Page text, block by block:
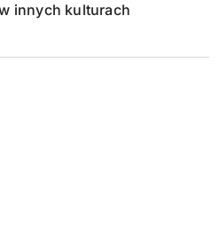
innych kulturach